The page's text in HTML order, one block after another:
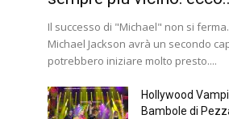
Il successo di "Michael" non si
Michael Jackson avrà un secondo
potrebbero iniziare molto presto....
Hollywood
Bambole di